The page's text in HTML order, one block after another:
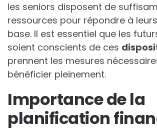
les seniors disposent de
ressources pour répondre à
base. Il est essentiel que les
soient conscients de ces
prennent les mesures
bénéficier pleinement.
Importance de la
planification